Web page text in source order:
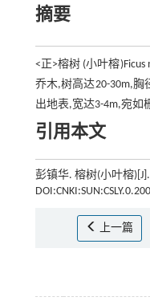
摘要
<正>榕树 (小叶榕
乔木,树高达20-30m,
出地表,宽达3-4m,宛如
引用本文
彭镇华. 榕树(小叶榕)[J].
上一篇